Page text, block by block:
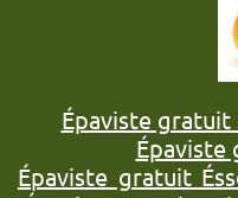
Épaviste gratuit
Épaviste
Épaviste gratuit